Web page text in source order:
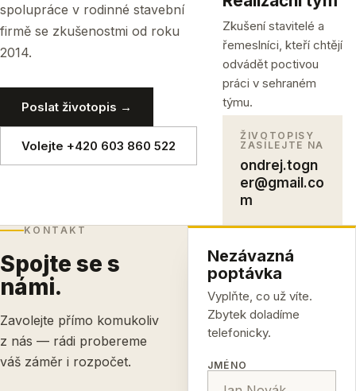
spolupráce v rodinné stavební
firmě se zkušenostmi od roku
2014.
Poslat životopis →
Volejte +420 603 860 522
Zkušení stavitelé a
řemeslníci, kteří chtějí
odvádět poctivou
práci v sehraném
týmu.
ŽIVOTOPISY
ZASÍLEJTE NA
ondrej.togn
er@gmail.co
m
KONTAKT
Spojte se s
námi.
Zavolejte přímo komukoliv
z nás — rádi probereme
váš záměr i rozpočet.
Nezávazná
poptávka
Vyplňte, co už víte.
Zbytek doladíme
telefonicky.
JMÉNO